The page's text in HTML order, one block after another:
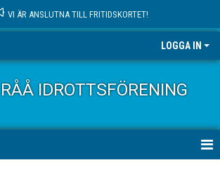
VI ÄR ANSLUTNA TILL FRITIDSKORTET!
LOGGA IN
RÅÅ IDROTTSFÖRENING